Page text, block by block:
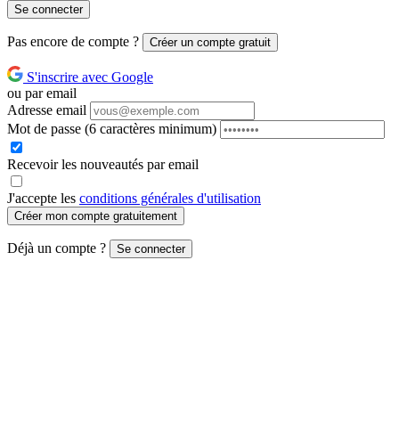
Se connecter
Pas encore de compte ? Créer un compte gratuit
S'inscrire avec Google
ou par email
Adresse email
Mot de passe (6 caractères minimum)
Recevoir les nouveautés par email
J'accepte les conditions générales d'utilisation
Créer mon compte gratuitement
Déjà un compte ? Se connecter